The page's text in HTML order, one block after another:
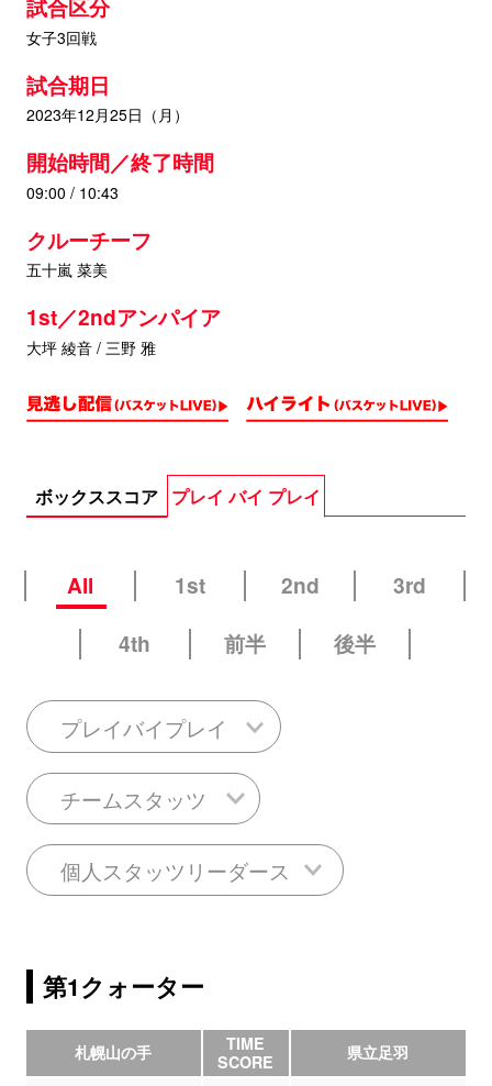
試合区分
女子3回戦
試合期日
2023年12月25日（月）
開始時間／終了時間
09:00 / 10:43
クルーチーフ
五十嵐 菜美
1st／2ndアンパイア
大坪 綾音 / 三野 雅
ボックススコア プレイ バイ プレイ
All 1st 2nd
3rd
4th
前半 後半
プレイバイプレイ
チームスタッツ
個人スタッツリーダース
第1クォーター
札幌山の手
TIME
SCORE
県立足羽